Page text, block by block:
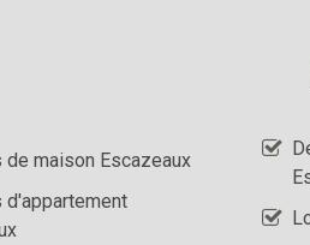
de maison Escazeaux
d'appartement